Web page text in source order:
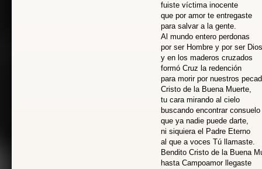
fuiste víctima inocente
que por amor te entregaste
para salvar a la gente.
Al mundo entero perdonas
por ser Hombre y por ser Dios
y en los maderos cruzados
formó Cruz la redención
para morir por nuestros
Cristo de la Buena Muerte,
tu cara mirando al cielo
buscando encontrar consuelo
que ya nadie puede darte,
ni siquiera el Padre Eterno
al que a voces Tú llamaste.
Bendito Cristo de la Buena
hasta Campoamor llegaste